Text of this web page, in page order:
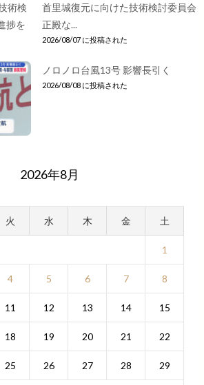
首里城復元に向けた技術検討委員会
正殿な...
2026/08/07 に投稿された
ノロノロ台風13号 影響長引く
2026/08/08 に投稿された
2026年8月
火 水 木 金 土
1
4 5 6 7 8
11 12 13 14 15
18 19 20 21 22
25 26 27 28 29